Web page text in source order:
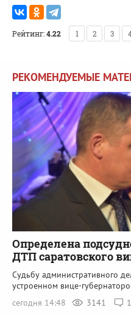
Рейтинг:4.22 1 2 3
РЕКОМЕНДУЕМЫЕ
Определена
ДТП саратовского
Судьбу административного
устроенном вице-
сегодня 14:48
3141 1